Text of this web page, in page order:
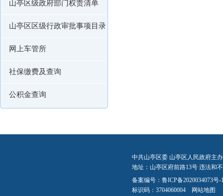
山亭区级政府部门权责清单
山亭区区级行政审批事项目录
网上车管所
社保缴费及查询
公积金查询
中共山亭区委 山亭区人民政府主
地址：山亭区府前路13号 违法和
备案编号： 鲁ICP备2020034073号-
标识码：3704060004 网站地图